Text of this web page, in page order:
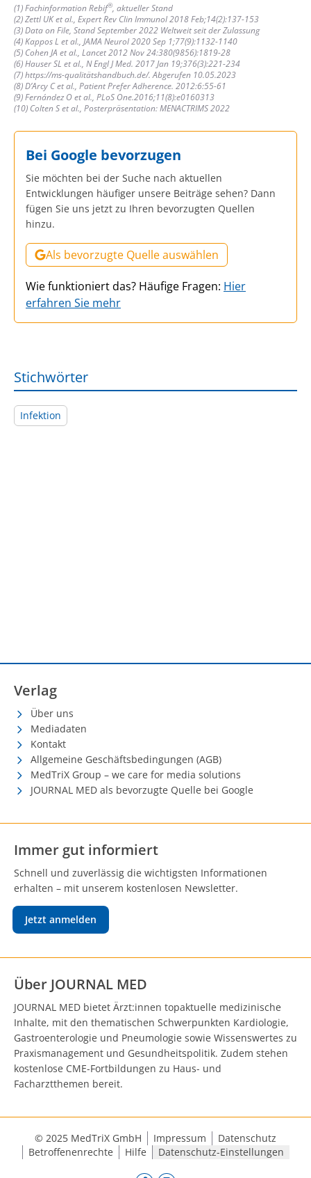
(1) Fachinformation Rebif®, aktueller Stand
(2) Zettl UK et al., Expert Rev Clin Immunol 2018 Feb;14(2):137-153
(3) Data on File, Stand September 2022 Weltweit seit der Zulassung
(4) Kappos L et al., JAMA Neurol 2020 Sep 1;77(9):1132-1140
(5) Cohen JA et al., Lancet 2012 Nov 24:380(9856):1819-28
(6) Hauser SL et al., N Engl J Med. 2017 Jan 19;376(3):221-234
(7) https://ms-qualitätshandbuch.de/. Abgerufen 10.05.2023
(8) D’Arcy C et al., Patient Prefer Adherence. 2012:6:55-61
(9) Fernández O et al., PLoS One.2016;11(8):e0160313
(10) Colten S et al., Posterpräsentation: MENACTRIMS 2022
Bei Google bevorzugen
Sie möchten bei der Suche nach aktuellen
Entwicklungen häufiger unsere Beiträge sehen? Dann
fügen Sie uns jetzt zu Ihren bevorzugten Quellen
hinzu.
Als bevorzugte Quelle auswählen
Wie funktioniert das? Häufige Fragen: Hier
erfahren Sie mehr
Stichwörter
Infektion
Verlag
Über uns
Mediadaten
Kontakt
Allgemeine Geschäftsbedingungen (AGB)
MedTriX Group – we care for media solutions
JOURNAL MED als bevorzugte Quelle bei Google
Immer gut informiert
Schnell und zuverlässig die wichtigsten Informationen
erhalten – mit unserem kostenlosen Newsletter.
Jetzt anmelden
Über JOURNAL MED
JOURNAL MED bietet Ärzt:innen topaktuelle medizinische
Inhalte, mit den thematischen Schwerpunkten Kardiologie,
Gastroenterologie und Pneumologie sowie Wissenswertes zu
Praxismanagement und Gesundheitspolitik. Zudem stehen
kostenlose CME-Fortbildungen zu Haus- und
Facharztthemen bereit.
© 2025 MedTriX GmbH Impressum
Datenschutz
Betroffenenrechte
Hilfe Datenschutz-Einstellungen